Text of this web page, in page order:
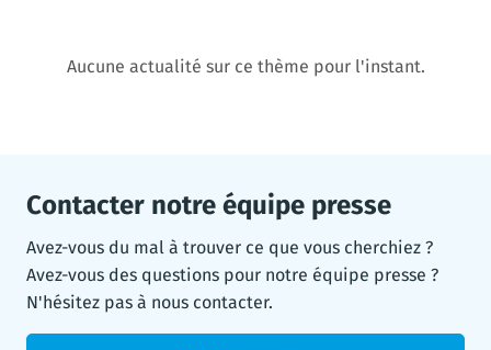
Aucune actualité sur ce thème pour l'instant.
Contacter notre équipe presse
Avez-vous du mal à trouver ce que vous cherchiez ?
Avez-vous des questions pour notre équipe presse ?
N'hésitez pas à nous contacter.